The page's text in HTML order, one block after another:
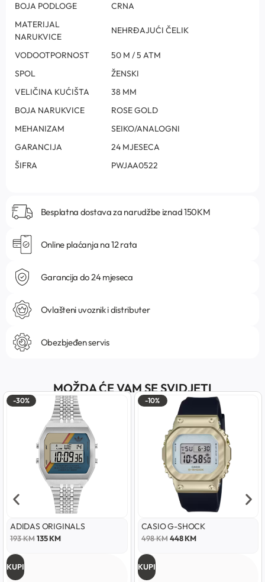
BOJA PODLOGE
CRNA
MATERIJAL
NARUKVICE
NEHRĐAJUĆI ČELIK
VODOOTPORNOST
50 M / 5 ATM
SPOL
ŽENSKI
VELIČINA KUĆIŠTA
38 MM
BOJA NARUKVICE
ROSE GOLD
MEHANIZAM
SEIKO/ANALOGNI
GARANCIJA
24 MJESECA
ŠIFRA
PWJAA0522
Besplatna dostava za narudžbe iznad 150KM
Online plaćanja na 12 rata
Garancija do 24 mjeseca
Ovlašteni uvoznik i distributer
Obezbjeđen servis
MOŽDA ĆE VAM SE SVIDJETI
-30%
ADIDAS ORIGINALS
193KM135KM
KUPI
-10%
CASIO G-SHOCK
498KM 448KM
KUPI